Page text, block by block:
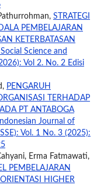
STRATEGI
PEMBELAJARAN
KETERBATASAN
Science and
Vol 2. No. 2 Edisi
PENGARUH
TERHADAP
PT ANTABOGA
Indonesian Journal of
Vol. 1 No. 3 (2025):
Erma Fatmawati,
PEMBELAJARAN
HIGHER